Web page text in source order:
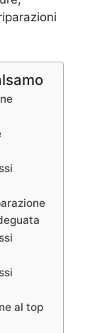
al top